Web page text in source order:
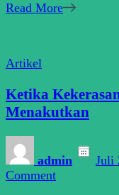
Read More
Artikel
Ketika
Menakutkan
admin Juli
Commenton